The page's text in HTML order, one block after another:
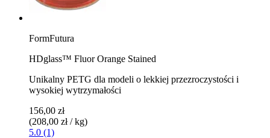
FormFutura
HDglass™ Fluor Orange Stained
Unikalny PETG dla modeli o lekkiej przezroczystości i
wysokiej wytrzymałości
156,00 zł
(208,00 zł / kg)
5.0 (1)